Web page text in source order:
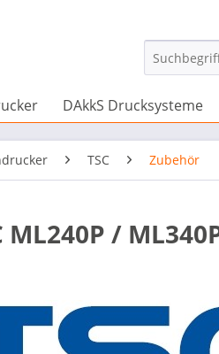
DAkkS Drucksysteme
TSC Zubehör
/